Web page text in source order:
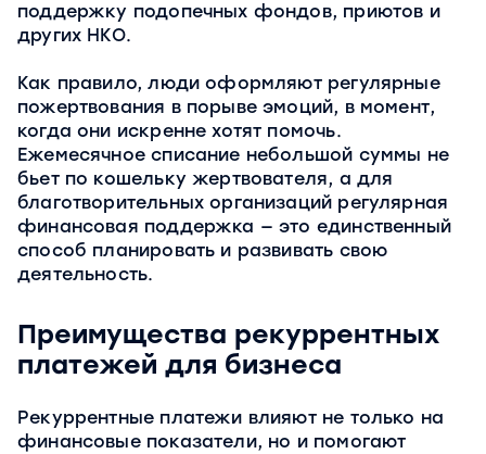
поддержку подопечных фондов, приютов и
других НКО.
Как правило, люди оформляют регулярные
пожертвования в порыве эмоций, в момент,
когда они искренне хотят помочь.
Ежемесячное списание небольшой суммы не
бьет по кошельку жертвователя, а для
благотворительных организаций регулярная
финансовая поддержка — это единственный
способ планировать и развивать свою
деятельность.
Преимущества рекуррентных
платежей для бизнеса
Рекуррентные платежи влияют не только на
финансовые показатели, но и помогают